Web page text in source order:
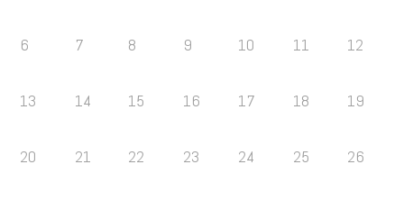
6 7 8 9 10 11 12
13 14 15 16 17 18 19
20 21 22 23 24 25 26